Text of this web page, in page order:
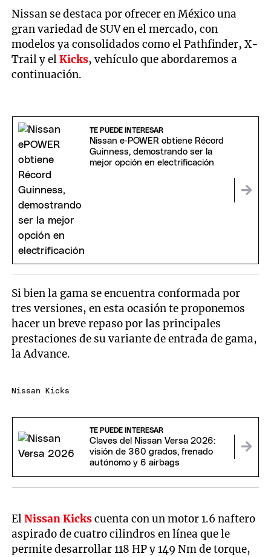
Nissan se destaca por ofrecer en México una
gran variedad de SUV en el mercado, con
modelos ya consolidados como el Pathfinder, X-
Trail y elKicks, vehículo que abordaremos a
continuación.
TE PUEDE INTERESAR
Nissan e‑POWER obtiene Récord
Guinness, demostrando ser la
mejor opción en electrificación
Si bien la gama se encuentra conformada por
tres versiones, en esta ocasión te proponemos
hacer un breve repaso por las principales
prestaciones de su variante de entrada de gama,
la Advance.
Nissan Kicks
TE PUEDE INTERESAR
Claves del Nissan Versa 2026:
visión de 360 grados, frenado
autónomo y 6 airbags
ElNissan Kickscuenta con un motor 1.6 naftero
aspirado de cuatro cilindros en línea que le
permite desarrollar 118 HP y 149 Nm de torque,